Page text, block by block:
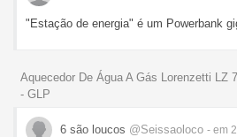
"Estação de energia" é um Powerbank
Aquecedor De Água A Gás Lorenzetti LZ
- GLP
6 são loucos @Seissaoloco - em